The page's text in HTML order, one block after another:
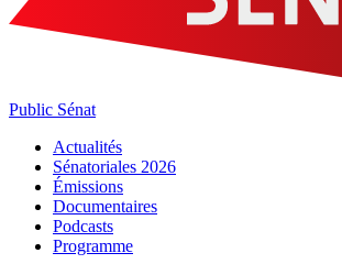
Public Sénat
Actualités
Sénatoriales 2026
Émissions
Documentaires
Podcasts
Programme